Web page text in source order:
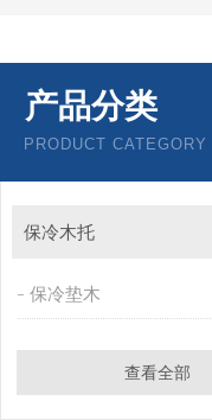
产品分类
PRODUCT CATEGORY
保冷木托
保冷垫木
查看全部